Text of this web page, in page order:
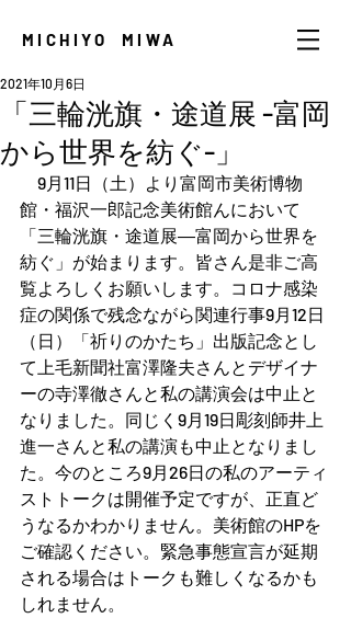
MICHIYO MIWA
「三輪洸旗・途道展 -富岡
から世界を紡ぐ-」
2021年10月6日
9月11日（土）より富岡市美術博物
館・福沢一郎記念美術館んにおいて
「三輪洸旗・途道展―富岡から世界を
紡ぐ」が始まります。皆さん是非ご高
覧よろしくお願いします。コロナ感染
症の関係で残念ながら関連行事9月12日
（日）「祈りのかたち」出版記念とし
て上毛新聞社富澤隆夫さんとデザイナ
ーの寺澤徹さんと私の講演会は中止と
なりました。同じく9月19日彫刻師井上
進一さんと私の講演も中止となりまし
た。今のところ9月26日の私のアーティ
ストトークは開催予定ですが、正直ど
うなるかわかりません。美術館のHPを
ご確認ください。緊急事態宣言が延期
される場合はトークも難しくなるかも
しれません。